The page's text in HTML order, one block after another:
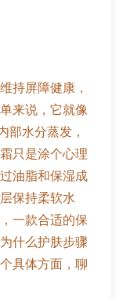
持屏障健康，
来说，它就像
部水分蒸发，
只是涂个心理
油脂和保湿成
保持柔软水
一款合适的保
什么护肤步骤
具体方面，聊